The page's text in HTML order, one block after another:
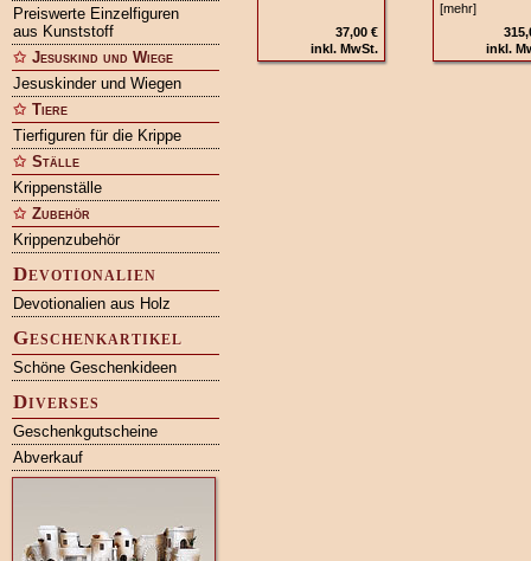
Preiswerte Einzelfiguren
aus Kunststoff
Jesuskind und Wiege
Jesuskinder und Wiegen
Tiere
Tierfiguren für die Krippe
Ställe
Krippenställe
Zubehör
Krippenzubehör
Devotionalien
Devotionalien aus Holz
Geschenkartikel
Schöne Geschenkideen
Diverses
Geschenkgutscheine
Abverkauf
37,00 €
inkl. MwSt.
[mehr]
inkl.